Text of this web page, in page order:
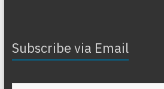
Subscribe via Email
Gib deine E-Mail-Adresse ein ...